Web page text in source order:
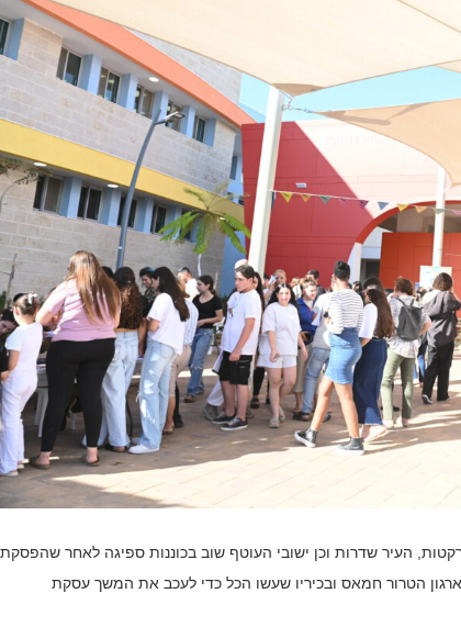
העיר שדרות וכן ישובי העוטף שוב בכוננות ספיגה לאחר שהפסקת
הטרור חמאס ובכיריו שעשו הכל כדי לעכב את המשך עסקת